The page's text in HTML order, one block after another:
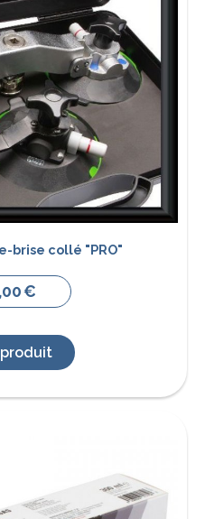
brise collé "PRO"
€